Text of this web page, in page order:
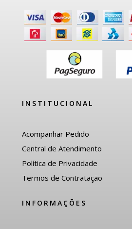
INSTITUCIONAL
Acompanhar Pedido
Central de Atendimento
Política de Privacidade
Termos de Contratação
INFORMAÇÕES